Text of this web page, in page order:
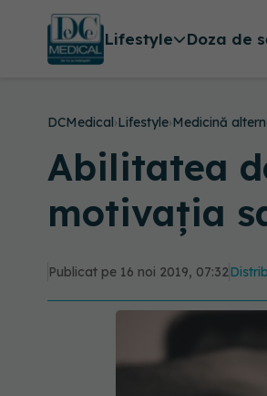
Lifestyle Doza de
DCMedical›Lifestyle›Medicină
Abilitatea
motivația
Publicat pe 16 noi 2019, 07:32